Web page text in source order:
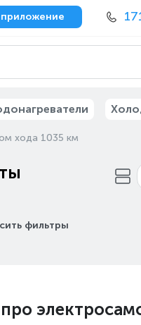
приложение
хода 1035 км
фильтры